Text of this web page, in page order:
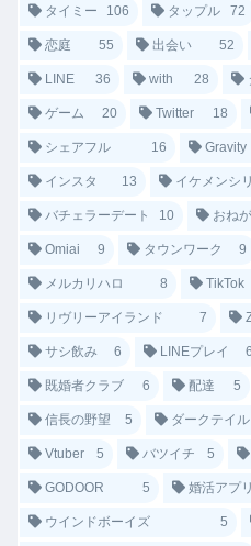
タイミー 106 タップル 72
恋庭 55 出会い 52
LINE 36 with 28
ゲーム 20 Twitter 18
シェアフル 16 Gravity
インスタ 13 イケメンシ
バチェラーデート 10 おね
Omiai 9 タウンワーク 9
メルカリハロ 8 TikTok
リヴリーアイランド 7
サシ飲み 6 LINEプレイ 6
既婚者クラブ 6 配達 5
信長の野望 5 ダークテイ
Vtuber 5 バツイチ 5
GODOOR 5 婚活アプリ
ウインドボーイズ 5